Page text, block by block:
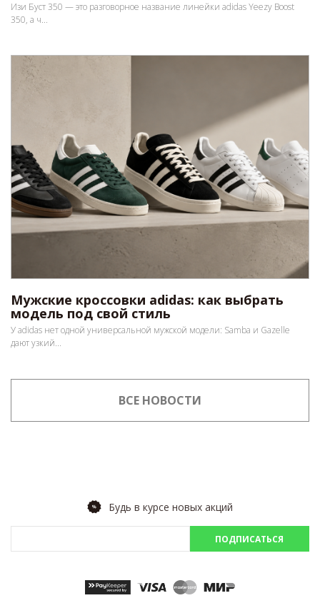
Изи Буст 350 — это разговорное название линейки adidas Yeezy Boost
350, а ч...
Мужские кроссовки adidas: как выбрать
модель под свой стиль
У adidas нет одной универсальной мужской модели: Samba и Gazelle
дают узкий...
ВСЕ НОВОСТИ
Будь в курсе новых акций
ПОДПИСАТЬСЯ